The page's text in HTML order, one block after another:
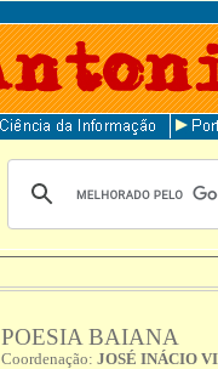
POESIA BAIANA
Coordenação: JOSÉ INÁCIO